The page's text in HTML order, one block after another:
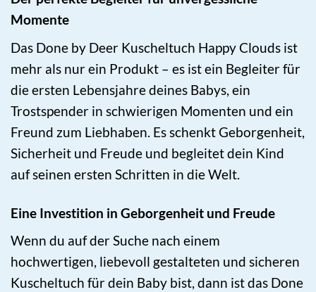
Momente
Das Done by Deer Kuscheltuch Happy Clouds ist
mehr als nur ein Produkt – es ist ein Begleiter für
die ersten Lebensjahre deines Babys, ein
Trostspender in schwierigen Momenten und ein
Freund zum Liebhaben. Es schenkt Geborgenheit,
Sicherheit und Freude und begleitet dein Kind
auf seinen ersten Schritten in die Welt.
Eine Investition in Geborgenheit und Freude
Wenn du auf der Suche nach einem
hochwertigen, liebevoll gestalteten und sicheren
Kuscheltuch für dein Baby bist, dann ist das Done